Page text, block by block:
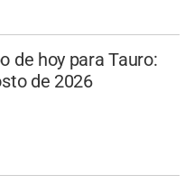
de hoy para Tauro:
de 2026